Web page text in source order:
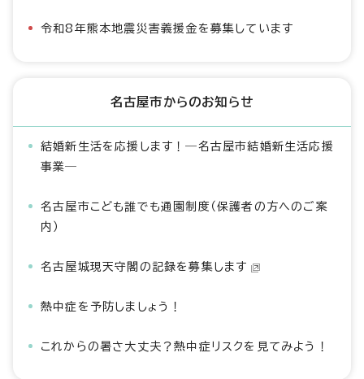
令和8年熊本地震災害義援金を募集しています
名古屋市からのお知らせ
結婚新生活を応援します！―名古屋市結婚新生活応援
事業―
名古屋市こども誰でも通園制度（保護者の方へのご案
内）
名古屋城現天守閣の記録を募集します
熱中症を予防しましょう！
これからの暑さ大丈夫？熱中症リスクを見てみよう！